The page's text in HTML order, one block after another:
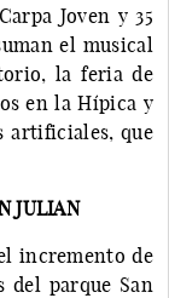
Joven y 35
el musical
la feria de
en la Hípica y
artificiales, que
JULIAN
incremento de
del parque San